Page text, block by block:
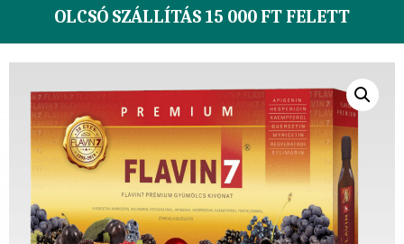
OLCSÓ SZÁLLÍTÁS 15 000 FT FELETT